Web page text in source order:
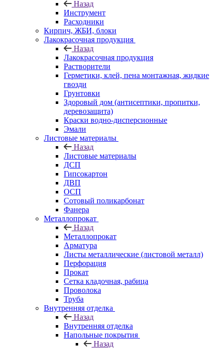
Назад
Инструмент
Расходники
Кирпич, ЖБИ, блоки
Лакокрасочная продукция
Назад
Лакокрасочная продукция
Растворители
Герметики, клей, пена монтажная, жидкие
гвозди
Грунтовки
Здоровый дом (антисептики, пропитки,
деревозащита)
Краски водно-дисперсионные
Эмали
Листовые материалы
Назад
Листовые материалы
ДСП
Гипсокартон
ДВП
ОСП
Сотовый поликарбонат
Фанера
Металлопрокат
Назад
Металлопрокат
Арматура
Листы металлические (листовой металл)
Перфорация
Прокат
Сетка кладочная, рабица
Проволока
Труба
Внутренняя отделка
Назад
Внутренняя отделка
Напольные покрытия
Назад